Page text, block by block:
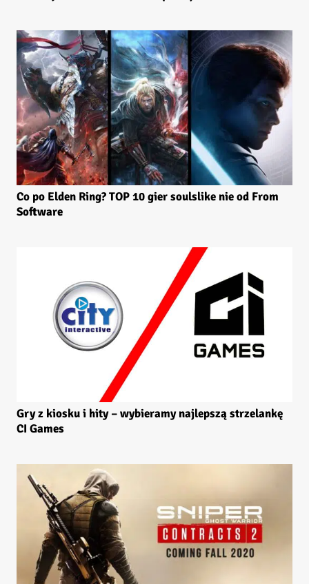
Co po Elden Ring? TOP 10 gier soulslike nie od From
Software
Gry z kiosku i hity – wybieramy najlepszą strzelankę
CI Games